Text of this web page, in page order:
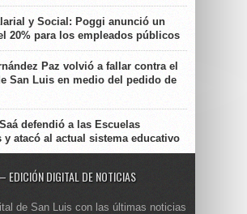
y Social: Poggi anunció un
20% para los empleados públicos
Paz volvió a fallar contra el
San Luis en medio del pedido de
defendió a las Escuelas
y atacó al actual sistema educativo
EDICIÓN DIGITAL DE NOTICIAS
de San Luis con las últimas noticias